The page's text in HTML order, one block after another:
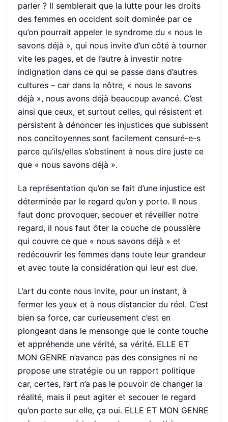
parler ? Il semblerait que la lutte pour les droits
des femmes en occident soit dominée par ce
qu’on pourrait appeler le syndrome du « nous le
savons déjà », qui nous invite d’un côté à tourner
vite les pages, et de l’autre à investir notre
indignation dans ce qui se passe dans d’autres
cultures – car dans la nôtre, « nous le savons
déjà », nous avons déjà beaucoup avancé. C’est
ainsi que ceux, et surtout celles, qui résistent et
persistent à dénoncer les injustices que subissent
nos concitoyennes sont facilement censuré-e-s
parce qu’ils/elles s’obstinent à nous dire juste ce
que « nous savons déjà ».
La représentation qu’on se fait d’une injustice est
déterminée par le regard qu’on y porte. Il nous
faut donc provoquer, secouer et réveiller notre
regard, il nous faut ôter la couche de poussière
qui couvre ce que « nous savons déjà » et
redécouvrir les femmes dans toute leur grandeur
et avec toute la considération qui leur est due.
L’art du conte nous invite, pour un instant, à
fermer les yeux et à nous distancier du réel. C’est
bien sa force, car curieusement c’est en
plongeant dans le mensonge que le conte touche
et appréhende une vérité, sa vérité. ELLE ET
MON GENRE n’avance pas des consignes ni ne
propose une stratégie ou un rapport politique
car, certes, l’art n’a pas le pouvoir de changer la
réalité, mais il peut agiter et secouer le regard
qu’on porte sur elle, ça oui. ELLE ET MON GENRE